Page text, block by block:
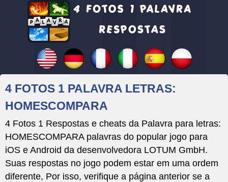
4 FOTOS 1 PALAVRA LETRAS:
HOMESCOMPARA
4 Fotos 1 Respostas e cheats da Palavra para letras:
HOMESCOMPARA palavras do popular jogo para
iOS e Android da desenvolvedora LOTUM GmbH.
Suas respostas no jogo podem estar em uma ordem
diferente, Por isso, verifique a página anterior se a